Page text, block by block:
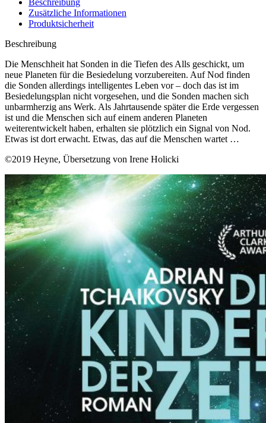
Zusätzliche Informationen
Produktsicherheit
Beschreibung
Die Menschheit hat Sonden in die Tiefen des Alls geschickt, um
neue Planeten für die Besiedelung vorzubereiten. Auf Nod finden
die Sonden allerdings intelligentes Leben vor – doch das ist im
Besiedelungsplan nicht vorgesehen, und die Sonden machen sich
unbarmherzig ans Werk. Als Jahrtausende später die Erde vergessen
ist und die Menschen sich auf einem anderen Planeten
weiterentwickelt haben, erhalten sie plötzlich ein Signal von Nod.
Etwas ist dort erwacht. Etwas, das auf die Menschen wartet …
©2019 Heyne, Übersetzung von Irene Holicki